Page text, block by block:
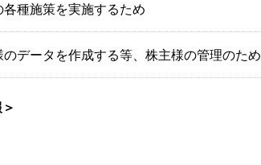
種施策を実施するため
データを作成する等、株主様の管理のため